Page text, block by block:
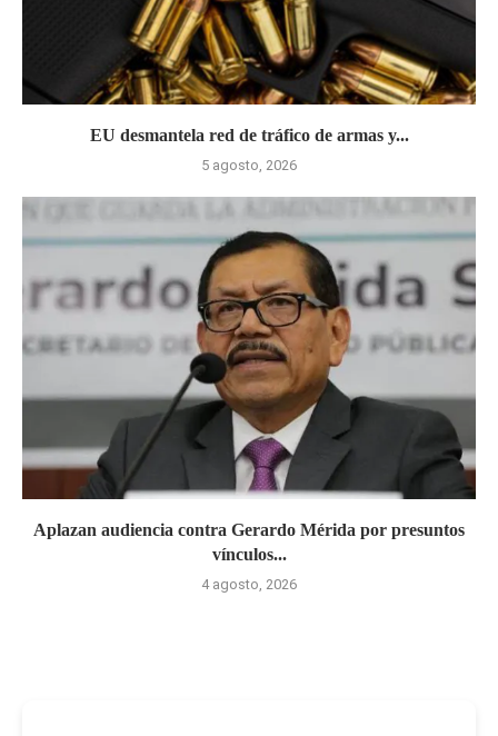
EU desmantela red de tráfico de armas y...
5 agosto, 2026
Aplazan audiencia contra Gerardo Mérida por presuntos
vínculos...
4 agosto, 2026